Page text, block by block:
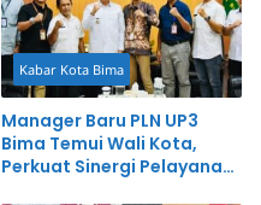
Kabar Kota Bima
Manager Baru PLN UP3
Bima Temui Wali Kota,
Perkuat Sinergi Pelayanan